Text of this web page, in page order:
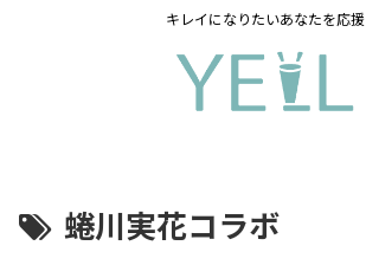
キレイになりたいあなたを応援
蜷川実花コラボ